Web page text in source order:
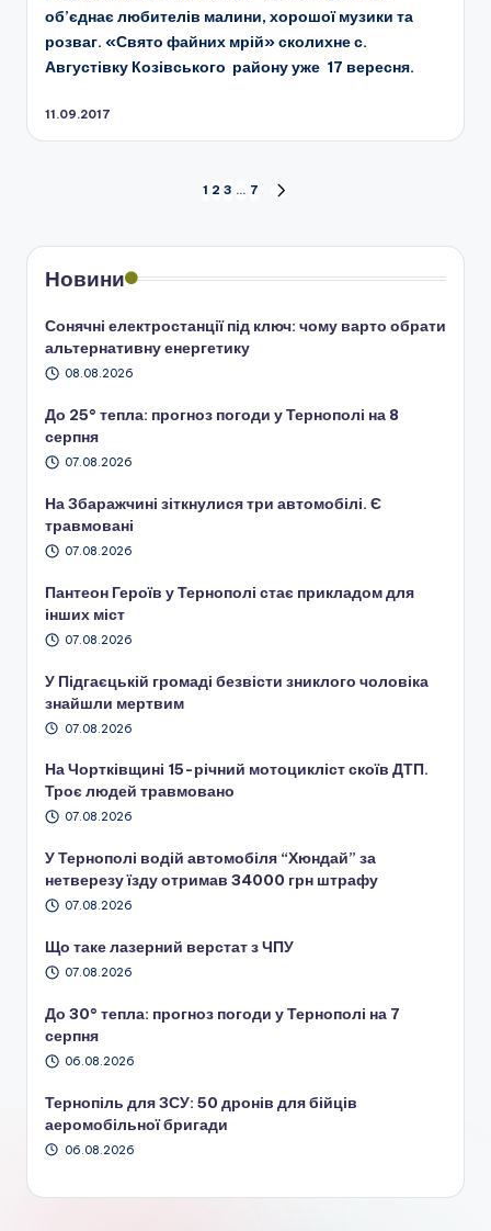
об’єднає любителів малини, хорошої музики та
розваг. «Свято файних мрій» сколихне с.
Августівку Козівського району уже 17 вересня.
11.09.2017
записів
1 2 3 … 7
Новини
Сонячні електростанції під ключ: чому варто обрати
альтернативну енергетику
08.08.2026
До 25° тепла: прогноз погоди у Тернополі на 8
серпня
07.08.2026
На Збаражчині зіткнулися три автомобілі. Є
травмовані
07.08.2026
Пантеон Героїв у Тернополі стає прикладом для
інших міст
07.08.2026
У Підгаєцькій громаді безвісти зниклого чоловіка
знайшли мертвим
07.08.2026
На Чортківщині 15-річний мотоцикліст скоїв ДТП.
Троє людей травмовано
07.08.2026
У Тернополі водій автомобіля “Хюндай” за
нетверезу їзду отримав 34000 грн штрафу
07.08.2026
Що таке лазерний верстат з ЧПУ
07.08.2026
До 30° тепла: прогноз погоди у Тернополі на 7
серпня
06.08.2026
Тернопіль для ЗСУ: 50 дронів для бійців
аеромобільної бригади
06.08.2026